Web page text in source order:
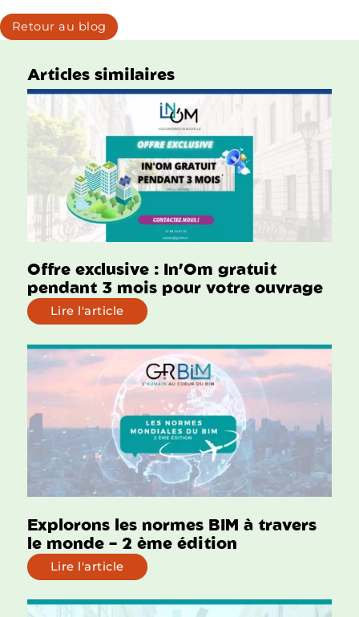
Retour au blog
Articles similaires
Offre exclusive : In’Om gratuit
pendant 3 mois pour votre ouvrage
Lire l'article
Explorons les normes BIM à travers
le monde – 2 ème édition
Lire l'article